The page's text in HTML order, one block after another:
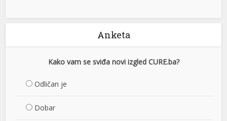
Anketa
Kako vam se sviđa novi izgled CURE.ba?
Odličan je
Dobar